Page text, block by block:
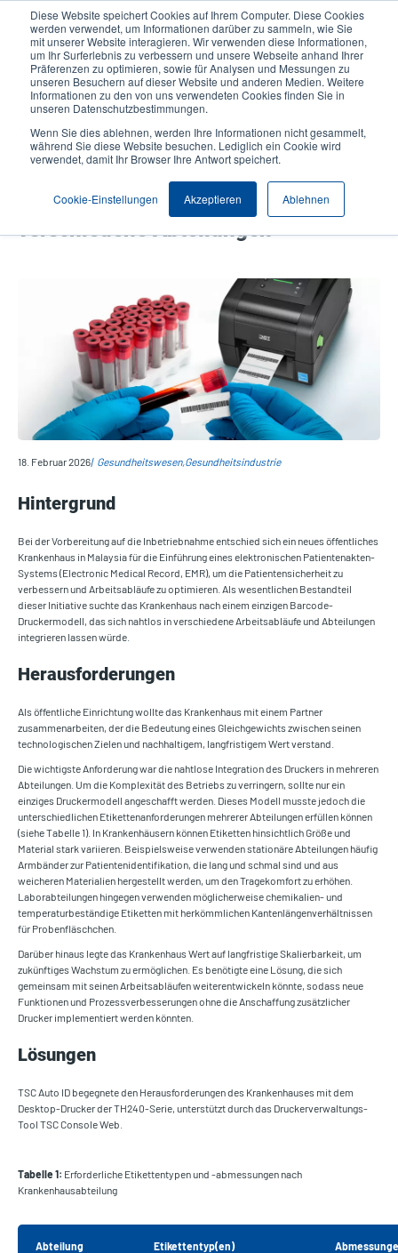
Diese Website speichert Cookies auf Ihrem Computer. Diese Cookies
werden verwendet, um Informationen darüber zu sammeln, wie Sie
mit unserer Website interagieren. Wir verwenden diese Informationen,
um Ihr Surferlebnis zu verbessern und unsere Webseite anhand Ihrer
Präferenzen zu optimieren, sowie für Analysen und Messungen zu
unseren Besuchern auf dieser Website und anderen Medien. Weitere
Informationen zu den von uns verwendeten Cookies finden Sie in
unseren Datenschutzbestimmungen.
Wenn Sie dies ablehnen, werden Ihre Informationen nicht gesammelt,
während Sie diese Website besuchen. Lediglich ein Cookie wird
verwendet, damit Ihr Browser Ihre Antwort speichert.
Cookie-Einstellungen Akzeptieren Ablehnen
User
account
menu
User
Header
Produktsuche Kontakt
Elektronische Patientenakten in
Krankenhäusern: Ein einziges
Barcode-Druckermodell für viele
verschiedene Abteilungen
18. Februar 2026 Gesundheitswesen Gesundheitsindustrie
Hintergrund
Bei der Vorbereitung auf die Inbetriebnahme entschied sich ein neues öffentliches
Krankenhaus in Malaysia für die Einführung eines elektronischen Patientenakten-
Systems (Electronic Medical Record, EMR), um die Patientensicherheit zu
verbessern und Arbeitsabläufe zu optimieren. Als wesentlichen Bestandteil
dieser Initiative suchte das Krankenhaus nach einem einzigen Barcode-
Druckermodell, das sich nahtlos in verschiedene Arbeitsabläufe und Abteilungen
integrieren lassen würde.
Herausforderungen
Als öffentliche Einrichtung wollte das Krankenhaus mit einem Partner
zusammenarbeiten, der die Bedeutung eines Gleichgewichts zwischen seinen
technologischen Zielen und nachhaltigem, langfristigem Wert verstand.
Die wichtigste Anforderung war die nahtlose Integration des Druckers in mehreren
Abteilungen. Um die Komplexität des Betriebs zu verringern, sollte nur ein
einziges Druckermodell angeschafft werden. Dieses Modell musste jedoch die
unterschiedlichen Etikettenanforderungen mehrerer Abteilungen erfüllen können
(siehe Tabelle 1). In Krankenhäusern können Etiketten hinsichtlich Größe und
Material stark variieren. Beispielsweise verwenden stationäre Abteilungen häufig
Armbänder zur Patientenidentifikation, die lang und schmal sind und aus
weicheren Materialien hergestellt werden, um den Tragekomfort zu erhöhen.
Laborabteilungen hingegen verwenden möglicherweise chemikalien- und
temperaturbeständige Etiketten mit herkömmlichen Kantenlängenverhältnissen
für Probenfläschchen.
Darüber hinaus legte das Krankenhaus Wert auf langfristige Skalierbarkeit, um
zukünftiges Wachstum zu ermöglichen. Es benötigte eine Lösung, die sich
gemeinsam mit seinen Arbeitsabläufen weiterentwickeln könnte, sodass neue
Funktionen und Prozessverbesserungen ohne die Anschaffung zusätzlicher
Drucker implementiert werden könnten.
Lösungen
TSC Auto ID begegnete den Herausforderungen des Krankenhauses mit dem
Desktop-Drucker der TH240-Serie, unterstützt durch das Druckerverwaltungs-
Tool TSC Console Web.
Tabelle 1: Erforderliche Etikettentypen und -abmessungen nach
Krankenhausabteilung
Abteilung Etikettentyp(en)